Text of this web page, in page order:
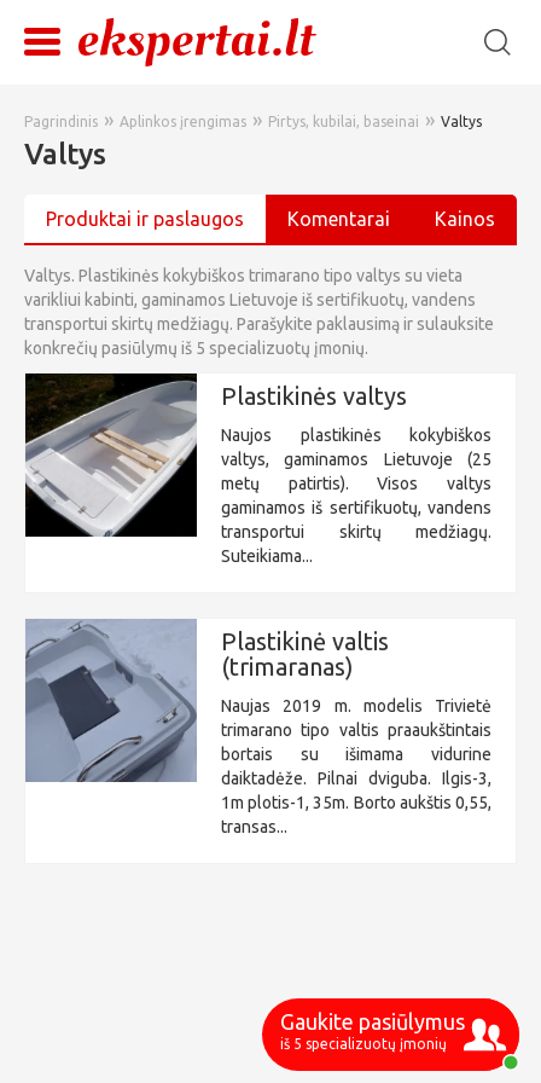
Pagrindinis » Aplinkos įrengimas » Pirtys, kubilai, baseinai » Valtys
Valtys
Produktai ir paslaugos Komentarai Kainos
Valtys. Plastikinės kokybiškos trimarano tipo valtys su vieta
varikliui kabinti, gaminamos Lietuvoje iš sertifikuotų, vandens
transportui skirtų medžiagų. Parašykite paklausimą ir sulauksite
konkrečių pasiūlymų iš 5 specializuotų įmonių.
Plastikinės valtys
Naujos plastikinės kokybiškos
valtys, gaminamos Lietuvoje (25
metų patirtis). Visos valtys
gaminamos iš sertifikuotų, vandens
transportui skirtų medžiagų.
Suteikiama...
Plastikinė valtis
(trimaranas)
Naujas 2019 m. modelis Trivietė
trimarano tipo valtis praaukštintais
bortais su išimama vidurine
daiktadėže. Pilnai dviguba. Ilgis-3,
1m plotis-1, 35m. Borto aukštis 0,55,
transas...
Gaukite pasiūlymus
iš 5 specializuotų įmonių